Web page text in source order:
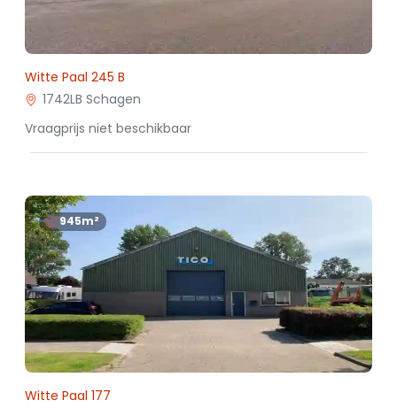
Witte Paal 245 B
1742LB Schagen
Vraagprijs niet beschikbaar
945m²
Witte Paal 177